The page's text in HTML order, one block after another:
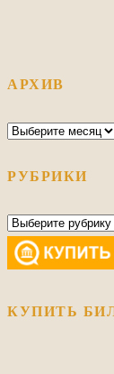
АРХИВ
Архив
РУБРИКИ
Рубрики
КУПИТЬ